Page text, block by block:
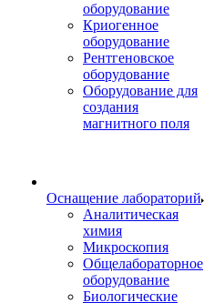
оборудование
Криогенное
оборудование
Рентгеновское
оборудование
Оборудование для
создания
магнитного поля
Оснащение лабораторий
Аналитическая
химия
Микроскопия
Общелабораторное
оборудование
Биологические